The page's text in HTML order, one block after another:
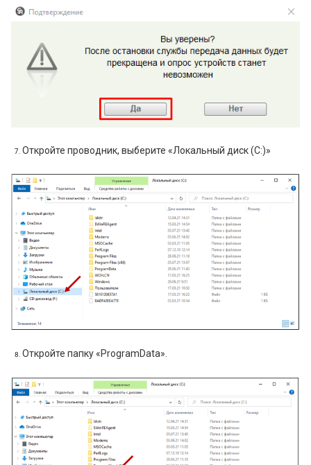
Откройте проводник, выберите «Локальный диск (С:)»
Откройте папку «ProgramData».